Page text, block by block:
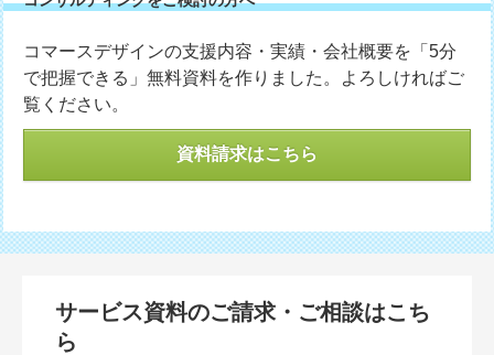
コマースデザインの支援内容・実績・会社概要を「5分
で把握できる」無料資料を作りました。よろしければご
覧ください。
資料請求はこちら
サービス資料のご請求・ご相談はこち
ら